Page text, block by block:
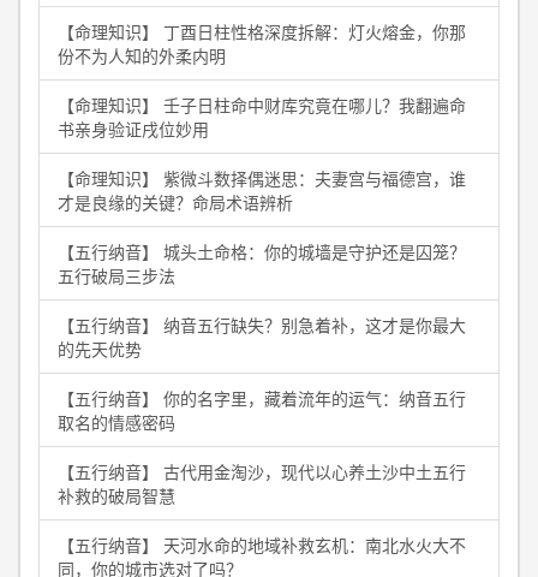
【命理知识】 丁酉日柱性格深度拆解：灯火熔金，你那
份不为人知的外柔内明
【命理知识】 壬子日柱命中财库究竟在哪儿？我翻遍命
书亲身验证戌位妙用
【命理知识】 紫微斗数择偶迷思：夫妻宫与福德宫，谁
才是良缘的关键？命局术语辨析
【五行纳音】 城头土命格：你的城墙是守护还是囚笼？
五行破局三步法
【五行纳音】 纳音五行缺失？别急着补，这才是你最大
的先天优势
【五行纳音】 你的名字里，藏着流年的运气：纳音五行
取名的情感密码
【五行纳音】 古代用金淘沙，现代以心养土沙中土五行
补救的破局智慧
【五行纳音】 天河水命的地域补救玄机：南北水火大不
同，你的城市选对了吗？